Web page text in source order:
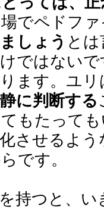
でペドファ
しょう と
ではない
ます。ユ
に判断する
もたって
させるよ
です。
持つと、い